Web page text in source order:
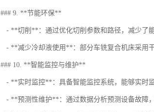
### 9. **节能环保**
- **切削**：通过优化切削参数和路径，减少了能
- **减少冷却液使用**：部分车铣复合机床采用
### 10. **智能监控与维护**
- **实时监控**：具备智能监控系统，能够实时
- **预测性维护**：通过数据分析预测设备故障